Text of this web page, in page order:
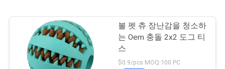
볼 펫 츄 장난감을 청소하
는 Oem 충돌 2x2 도그 티
스
$0.9/pcs MOQ:100 PC